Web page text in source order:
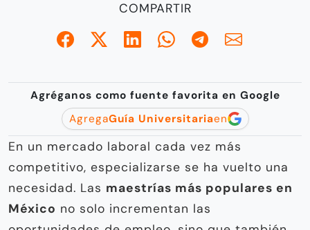
COMPARTIR
Agréganos como fuente favorita en Google
AgregaGuía Universitariaen
En un mercado laboral cada vez más
competitivo, especializarse se ha vuelto una
necesidad. Las maestrías más populares en
México no solo incrementan las